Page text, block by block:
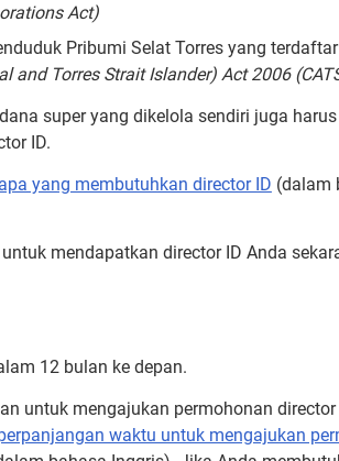
Act)
Pribumi Selat Torres yang terdaftar
and Torres Strait Islander) Act 2006
super yang dikelola sendiri juga
ID.
yang membutuhkan director ID (dalam
mendapatkan director ID Anda
12 bulan ke depan.
untuk mengajukan permohonan director
waktu untuk mengajukan